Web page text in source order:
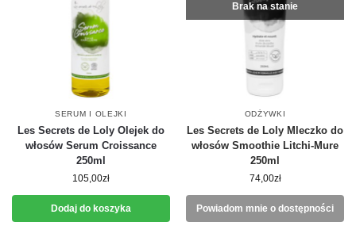
SERUM I OLEJKI
Les Secrets de Loly Olejek do
włosów Serum Croissance
250ml
105,00zł
Dodaj do koszyka
Brak na stanie
ODŻYWKI
Les Secrets de Loly Mleczko do
włosów Smoothie Litchi-Mure
250ml
74,00zł
Powiadom mnie o dostępności